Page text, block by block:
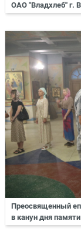
ОАО "Владхлеб" г.
Преосвященный
в канун дня